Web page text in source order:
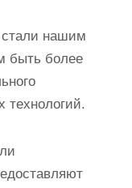
стали нашим
быть более
технологий.